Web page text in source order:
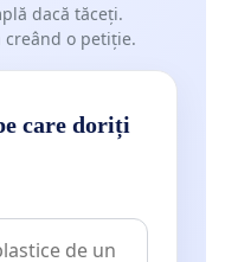
dacă tăceți.
creând o petiție.
care doriți